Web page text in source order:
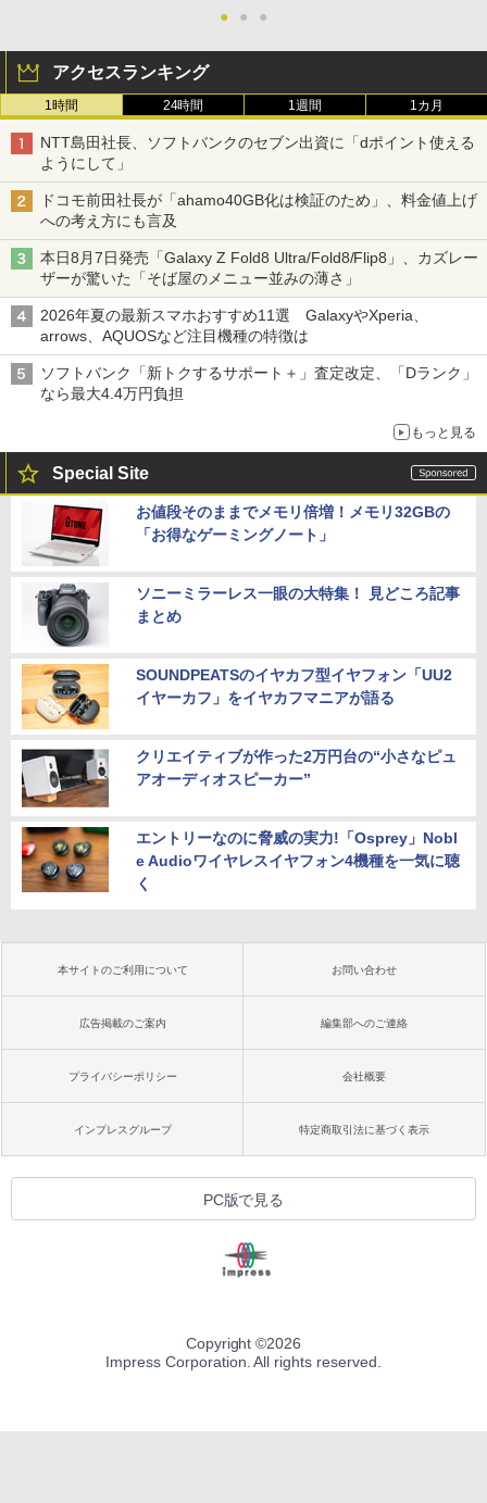
● ● ●
アクセスランキング
1時間 24時間 1週間 1カ月
NTT島田社長、ソフトバンクのセブン出資に「dポイント使える
ようにして」
ドコモ前田社長が「ahamo40GB化は検証のため」、料金値上げ
への考え方にも言及
本日8月7日発売「Galaxy Z Fold8 Ultra/Fold8/Flip8」、カズレー
ザーが驚いた「そば屋のメニュー並みの薄さ」
2026年夏の最新スマホおすすめ11選 GalaxyやXperia、
arrows、AQUOSなど注目機種の特徴は
ソフトバンク「新トクするサポート＋」査定改定、「Dランク」
なら最大4.4万円負担
もっと見る
Special Site
お値段そのままでメモリ倍増！メモリ32GBの
「お得なゲーミングノート」
ソニーミラーレス一眼の大特集！ 見どころ記事
まとめ
SOUNDPEATSのイヤカフ型イヤフォン「UU2
イヤーカフ」をイヤカフマニアが語る
クリエイティブが作った2万円台の“小さなピュ
アオーディオスピーカー”
エントリーなのに脅威の実力!「Osprey」Nobl
e Audioワイヤレスイヤフォン4機種を一気に聴
く
本サイトのご利用について お問い合わせ
広告掲載のご案内 編集部へのご連絡
プライバシーポリシー 会社概要
インプレスグループ 特定商取引法に基づく表示
PC版で見る
Copyright ©2026
Impress Corporation. All rights reserved.